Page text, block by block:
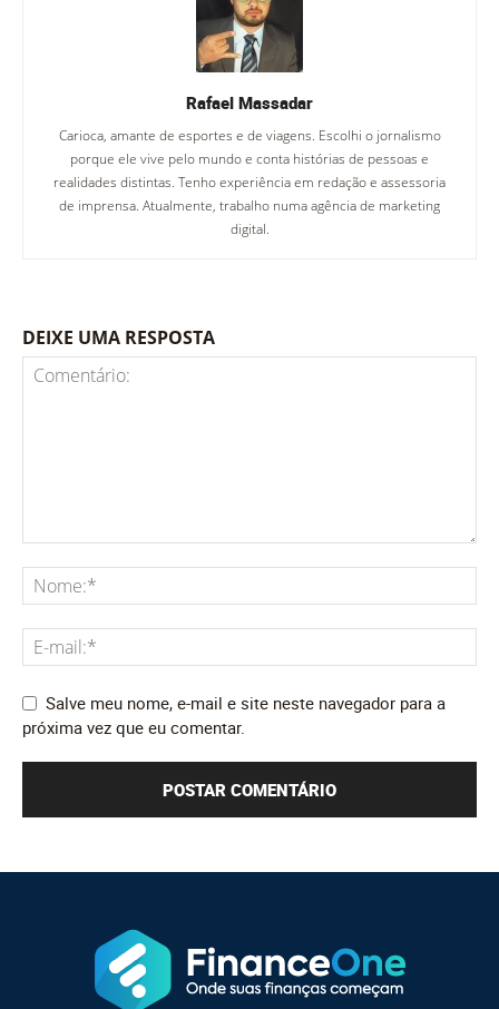
Rafael Massadar
Carioca, amante de esportes e de viagens. Escolhi o jornalismo
porque ele vive pelo mundo e conta histórias de pessoas e
realidades distintas. Tenho experiência em redação e assessoria
de imprensa. Atualmente, trabalho numa agência de marketing
digital.
DEIXE UMA RESPOSTA
Salve meu nome, e-mail e site neste navegador para a
próxima vez que eu comentar.